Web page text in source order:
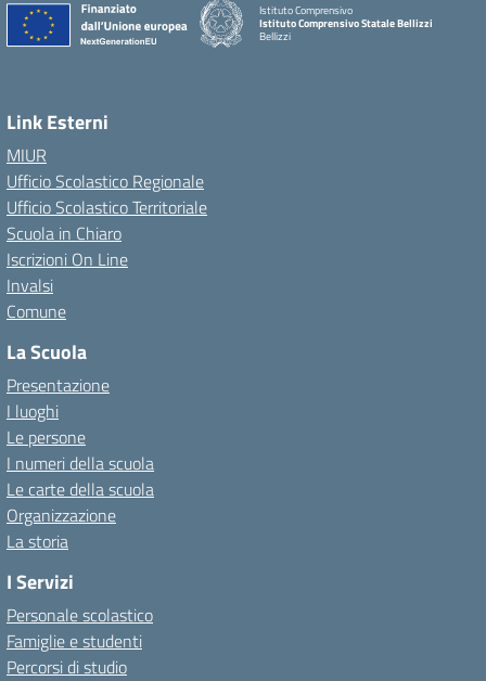
Istituto Comprensivo
Istituto Comprensivo Statale Bellizzi
Bellizzi
Link Esterni
MIUR
Ufficio Scolastico Regionale
Ufficio Scolastico Territoriale
Scuola in Chiaro
Iscrizioni On Line
Invalsi
Comune
La Scuola
Presentazione
I luoghi
Le persone
I numeri della scuola
Le carte della scuola
Organizzazione
La storia
I Servizi
Personale scolastico
Famiglie e studenti
Percorsi di studio